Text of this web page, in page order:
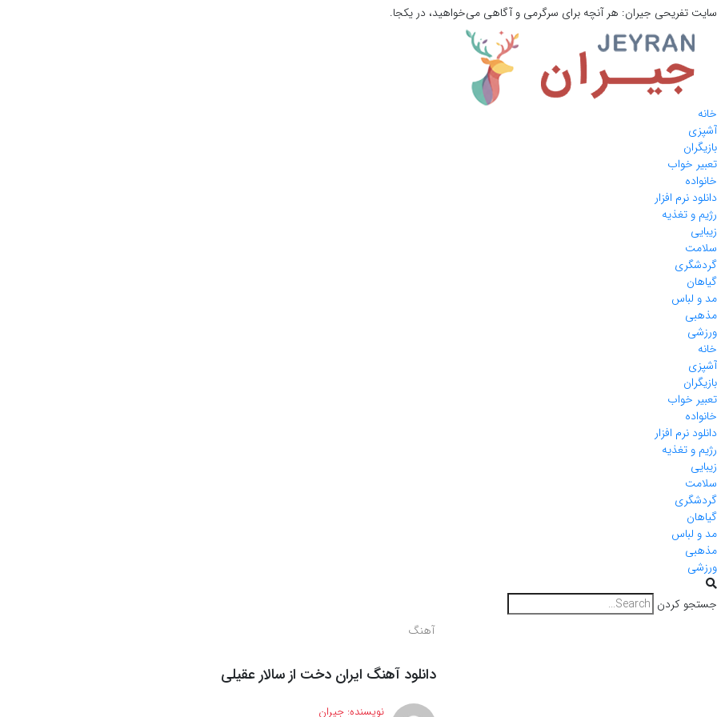
سایت تفریحی جیران: هر آنچه برای سرگرمی و آگاهی می‌خواهید، در یکجا.
خانه
آشپزی
بازیگران
تعبیر خواب
خانواده
دانلود نرم افزار
رژیم و تغذیه
زیبایی
سلامت
گردشگری
گیاهان
مد و لباس
مذهبی
ورزشی
خانه
آشپزی
بازیگران
تعبیر خواب
خانواده
دانلود نرم افزار
رژیم و تغذیه
زیبایی
سلامت
گردشگری
گیاهان
مد و لباس
مذهبی
ورزشی
جستجو کردن
آهنگ
دانلود آهنگ ایران دخت از سالار عقیلی
نویسنده: جیران